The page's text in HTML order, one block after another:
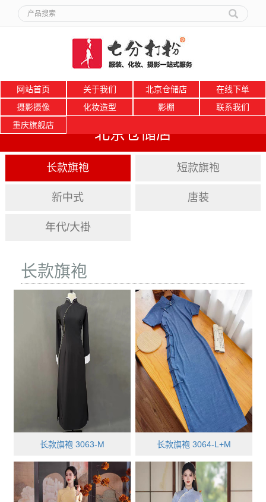
网站首页 关于我们 北京仓储店
在线下单
摄影摄像
化妆造型 影棚
联系我们
重庆旗舰店
北京仓储店
长款旗袍 短款旗袍
新中式 唐装
年代/大褂
长款旗袍
长款旗袍 3063-M 长款旗袍 3064-L+M